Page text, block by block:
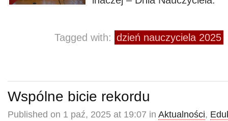
Tagged with: dzień nauczyciela 2025
Wspólne bicie rekordu
Published on 1 paź, 2025 at 19:07 in Aktualności,